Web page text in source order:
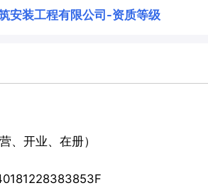
安装工程有限公司 -资质等级
、开业、在册）